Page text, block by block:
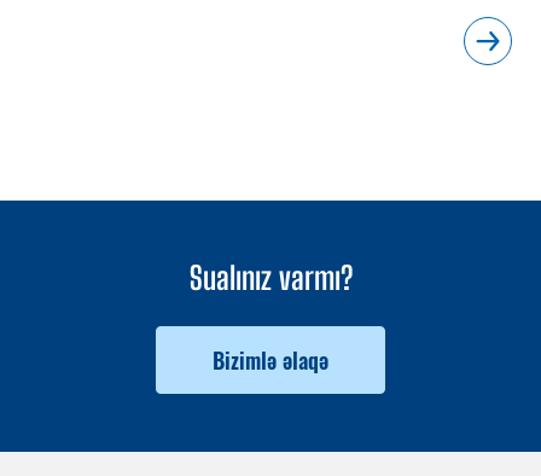
Sualınız varmı?
Bizimlə əlaqə